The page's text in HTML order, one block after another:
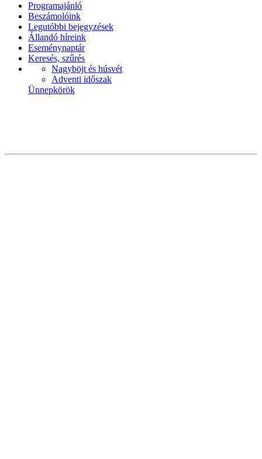
Programajánló
Beszámolóink
Legutóbbi bejegyzések
Állandó híreink
Eseménynaptár
Keresés, szűrés
Nagyböjt és húsvét
Adventi időszak
Ünnepkörök